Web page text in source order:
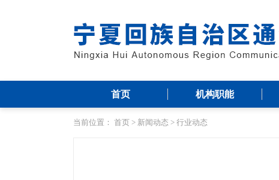
首页 机构职能
当前位置： 首页 > 新闻动态 > 行业动态